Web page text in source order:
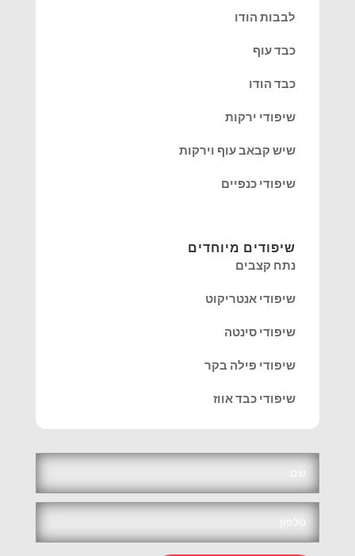
לבבות הודו
כבד עוף
כבד הודו
שיפודי ירקות
שיש קבאב עוף וירקות
שיפודי כנפיים
שיפודים מיוחדים
נתח קצבים
שיפודי אנטריקוט
שיפודי סינטה
שיפודי פילה בקר
שיפודי כבד אווז